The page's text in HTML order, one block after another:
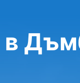
в